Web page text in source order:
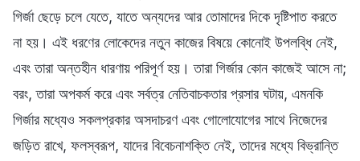
গির্জা ছেড়ে চলে যেতে, যাতে অন্যদের আর তোমাদের দিকে দৃষ্টিপাত করতে
না হয়। এই ধরণের লোকেদের নতুন কাজের বিষয়ে কোনোই উপলব্ধি নেই,
এবং তারা অন্তহীন ধারণায় পরিপূর্ণ হয়। তারা গির্জার কোন কাজেই আসে না;
বরং, তারা অপকর্ম করে এবং সর্বত্র নেতিবাচকতার প্রসার ঘটায়, এমনকি
গির্জার মধ্যেও সকলপ্রকার অসদাচরণ এবং গোলোযোগের সাথে নিজেদের
জড়িত রাখে, ফলস্বরূপ, যাদের বিবেচনাশক্তি নেই, তাদের মধ্যে বিভ্রান্তি